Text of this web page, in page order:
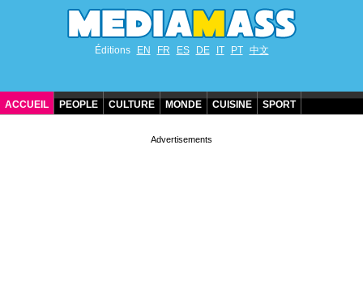
Éditions EN FR ES DE IT PT 中文
ACCUEIL PEOPLE CULTURE MONDE CUISINE SPORT